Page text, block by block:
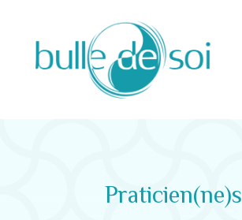
Praticien(ne)s